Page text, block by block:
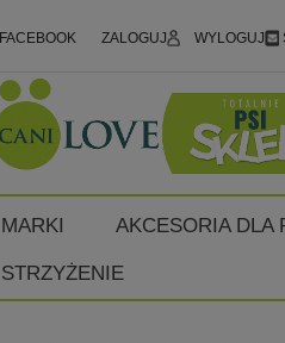
FACEBOOK WYLOGUJ
ZALOGUJ
MARKI AKCESORIA DLA
STRZYŻENIE